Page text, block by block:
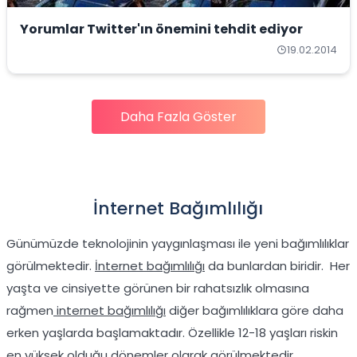
Yorumlar Twitter'ın önemini tehdit ediyor
19.02.2014
Daha Fazla Göster
İnternet Bağımlılığı
Günümüzde teknolojinin yaygınlaşması ile yeni bağımlılıklar
görülmektedir. İnternet bağımlılığı da bunlardan biridir. Her
yaşta ve cinsiyette görünen bir rahatsızlık olmasına
rağmen internet bağımlılığı diğer bağımlılıklara göre daha
erken yaşlarda başlamaktadır. Özellikle 12-18 yaşları riskin